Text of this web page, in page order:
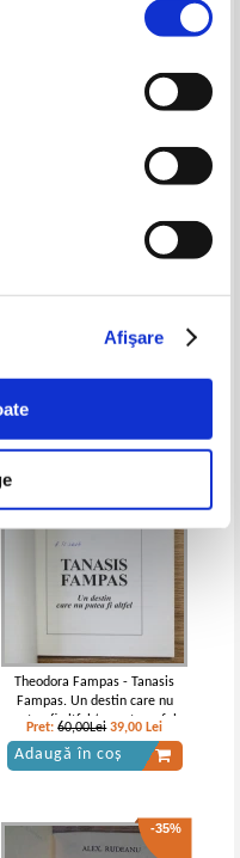
Afişare
-35%
paharul... (cu autograful
Theodora Fampas - Tanasis
Fampas. Un destin care nu
putea fi altfel (cu autograful
autoarei)
Pret:60,00Lei 39,00 Lei
Adaugă în coș
-35%